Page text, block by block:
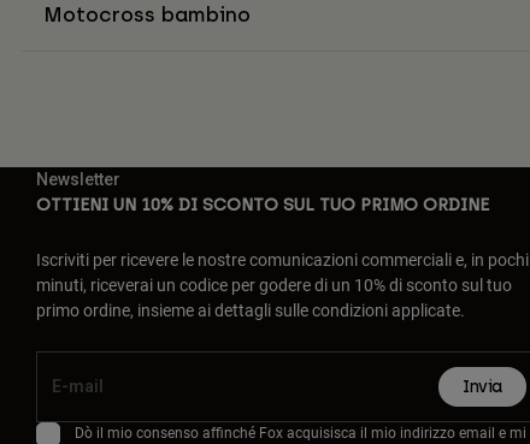
Motocross bambino
Newsletter
OTTIENI UN 10% DI SCONTO SUL TUO PRIMO ORDINE
Iscriviti per ricevere le nostre comunicazioni commerciali e, in pochi
minuti, riceverai un codice per godere di un 10% di sconto sul tuo
primo ordine, insieme ai dettagli sulle condizioni applicate.
Invia
Dò il mio consenso affinché Fox acquisisca il mio indirizzo email e mi